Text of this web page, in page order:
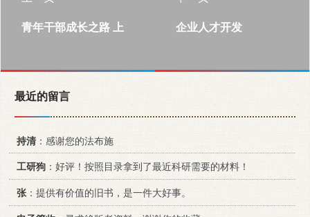
青年干部成长之路 上
企业人才开发
最近的留言
持清：感谢您的法布施
工研狗 ：好评！按照目录拿到了最近科研需要的材料！
张：提供有价值的旧书，是一件大好事。